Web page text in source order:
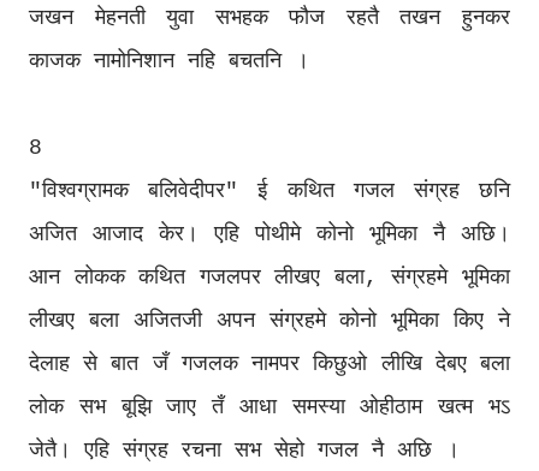
जखन मेहनती युवा सभहक फौज रहतै तखन हुनकर
काजक नामोनिशान नहि बचतनि ।
8
"विश्वग्रामक बलिवेदीपर" ई कथित गजल संग्रह छनि
अजित आजाद केर। एहि पोथीमे कोनो भूमिका नै अछि।
आन लोकक कथित गजलपर लीखए बला, संग्रहमे भूमिका
लीखए बला अजितजी अपन संग्रहमे कोनो भूमिका किए ने
देलाह से बात जँ गजलक नामपर किछुओ लीखि देबए बला
लोक सभ बूझि जाए तँ आधा समस्या ओहीठाम खत्म भऽ
जेतै। एहि संग्रह रचना सभ सेहो गजल नै अछि ।